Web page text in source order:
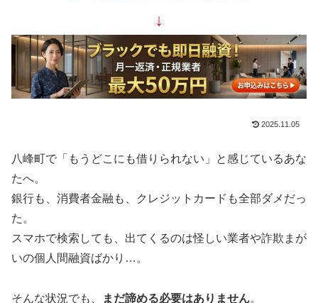
↓
2025.11.05
八峰町で「もうどこにも借りられない」と感じているあな
たへ。
銀行も、消費者金融も、クレジットカードも全部ダメだっ
た。
スマホで検索しても、出てくるのは怪しい業者や詐欺まが
いの個人間融資ばかり…。
そんな状況でも、 まだ諦める必要はありません。